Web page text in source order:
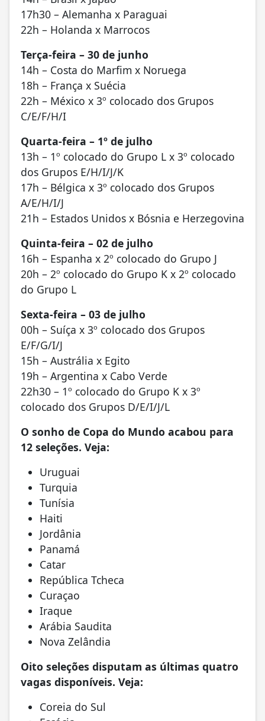
17h30 – Alemanha x Paraguai
22h – Holanda x Marrocos
Terça-feira – 30 de junho
14h – Costa do Marfim x Noruega
18h – França x Suécia
22h – México x 3º colocado dos Grupos
C/E/F/H/I
Quarta-feira – 1º de julho
13h – 1º colocado do Grupo L x 3º colocado
dos Grupos E/H/I/J/K
17h – Bélgica x 3º colocado dos Grupos
A/E/H/I/J
21h – Estados Unidos x Bósnia e Herzegovina
Quinta-feira – 02 de julho
16h – Espanha x 2º colocado do Grupo J
20h – 2º colocado do Grupo K x 2º colocado
do Grupo L
Sexta-feira – 03 de julho
00h – Suíça x 3º colocado dos Grupos
E/F/G/I/J
15h – Austrália x Egito
19h – Argentina x Cabo Verde
22h30 – 1º colocado do Grupo K x 3º
colocado dos Grupos D/E/I/J/L
O sonho de Copa do Mundo acabou para
12 seleções. Veja:
Uruguai
Turquia
Tunísia
Haiti
Jordânia
Panamá
Catar
República Tcheca
Curaçao
Iraque
Arábia Saudita
Nova Zelândia
Oito seleções disputam as últimas quatro
vagas disponíveis. Veja:
Coreia do Sul